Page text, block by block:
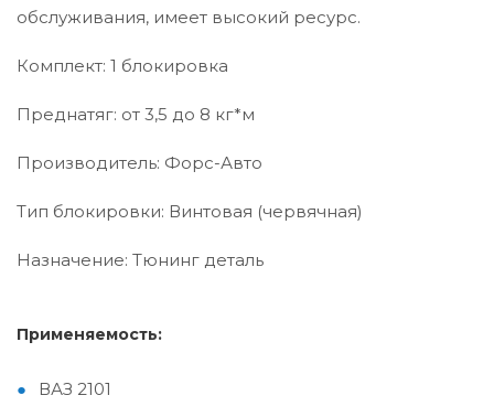
обслуживания, имеет высокий ресурс.
Комплект: 1 блокировка
Преднатяг: от 3,5 до 8 кг*м
Производитель: Форс-Авто
Тип блокировки: Винтовая (червячная)
Назначение: Тюнинг деталь
Применяемость:
ВАЗ 2101